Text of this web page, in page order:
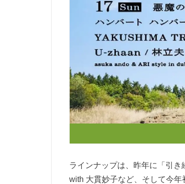
ラインナップは、昨年に「引
with 大貫妙子など、そして今